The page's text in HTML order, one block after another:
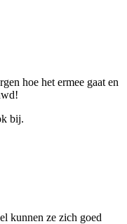
hoe het ermee gaat en
bij.
kunnen ze zich goed